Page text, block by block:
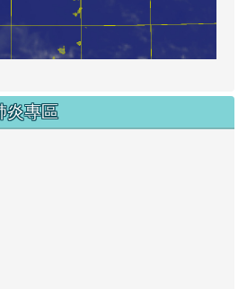
炎專區